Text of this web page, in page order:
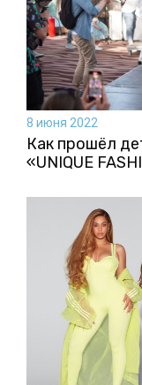
8 июня 2022
Как прошёл
«UNIQUE